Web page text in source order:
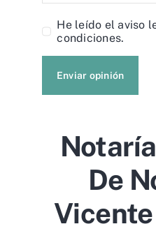
He leído elaviso
condiciones.
Enviar opinión
De